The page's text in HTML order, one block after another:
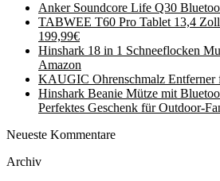
Anker Soundcore Life Q30
TABWEE T60 Pro Tablet 13,4
199,99€
Hinshark 18 in 1 Schneeflocken
Amazon
KAUGIC Ohrenschmalz Entferner
Hinshark Beanie Mütze mit
Perfektes Geschenk für Outdoor-
Neueste Kommentare
Archiv